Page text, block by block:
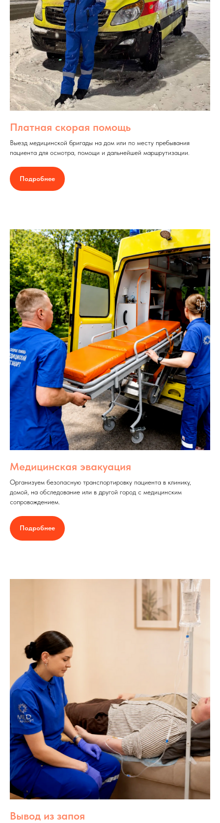
Платная скорая помощь
Выезд медицинской бригады на дом или по месту пребывания
пациента для осмотра, помощи и дальнейшей маршрутизации.
Подробнее
Медицинская эвакуация
Организуем безопасную транспортировку пациента в клинику,
домой, на обследование или в другой город с медицинским
сопровождением.
Подробнее
Вывод из запоя